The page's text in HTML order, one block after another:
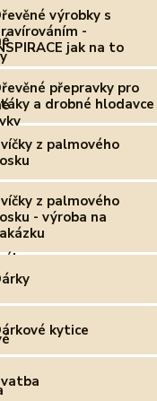
výrobky s
-
jak na to
přepravky pro
a drobné hlodavce
z palmového
z palmového
- výroba na
kytice